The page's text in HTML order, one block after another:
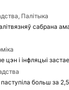
Палітыка
сабрана
цэн і інфляцыі
больш за